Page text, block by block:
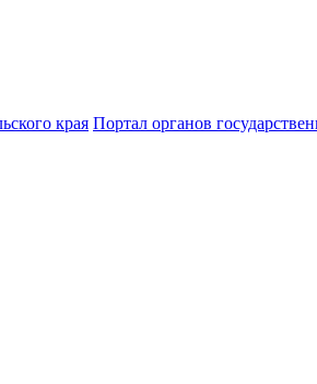
края Портал органов